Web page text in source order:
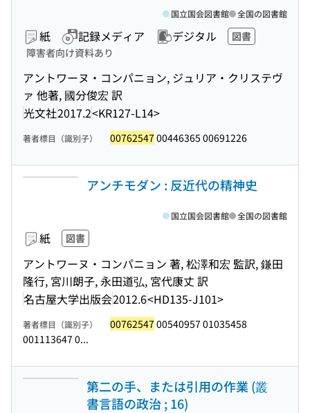
紙 記録メディア デジタル
図書
障害者向け資料あり
アントワーヌ・コンパニョン, ジュリア・クリステヴ
ァ 他著, 國分俊宏 訳
光文社2017.2<KR127-L14>
国立国会図書館 全国の図書館
著者標目（識別子） 00762547 00446365 00691226
アンチモダン : 反近代の精神史
紙 図書
アントワーヌ・コンパニョン 著, 松澤和宏 監訳, 鎌田
隆行, 宮川朗子, 永田道弘, 宮代康丈 訳
名古屋大学出版会2012.6<HD135-J101>
国立国会図書館 全国の図書館
著者標目（識別子） 00762547 00540957 01035458
001113647 0...
第二の手、または引用の作業 (叢
書言語の政治 ; 16)